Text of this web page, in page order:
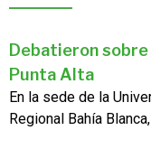
Debatieron
Punta Alta
En la sede de la
Regional Bahía